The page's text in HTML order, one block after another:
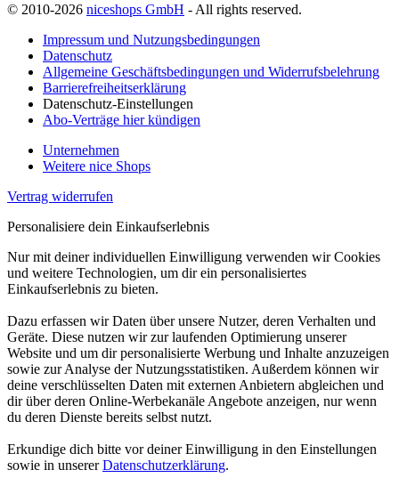
© 2010-2026 niceshops GmbH - All rights reserved.
Impressum und Nutzungsbedingungen
Datenschutz
Allgemeine Geschäftsbedingungen und Widerrufsbelehrung
Barrierefreiheitserklärung
Datenschutz-Einstellungen
Abo-Verträge hier kündigen
Unternehmen
Weitere nice Shops
Vertrag widerrufen
Personalisiere dein Einkaufserlebnis
Nur mit deiner individuellen Einwilligung verwenden wir Cookies
und weitere Technologien, um dir ein personalisiertes
Einkaufserlebnis zu bieten.
Dazu erfassen wir Daten über unsere Nutzer, deren Verhalten und
Geräte. Diese nutzen wir zur laufenden Optimierung unserer
Website und um dir personalisierte Werbung und Inhalte anzuzeigen
sowie zur Analyse der Nutzungsstatistiken. Außerdem können wir
deine verschlüsselten Daten mit externen Anbietern abgleichen und
dir über deren Online-Werbekanäle Angebote anzeigen, nur wenn
du deren Dienste bereits selbst nutzt.
Erkundige dich bitte vor deiner Einwilligung in den Einstellungen
sowie in unsererDatenschutzerklärung.